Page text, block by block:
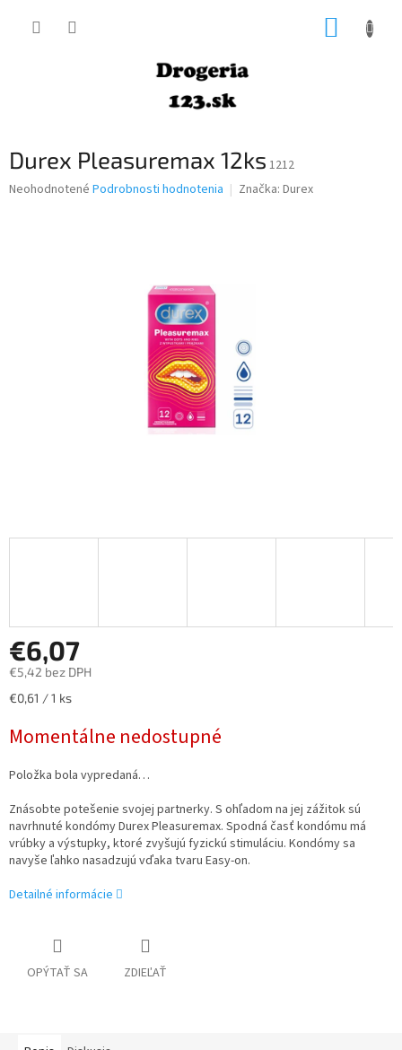
Durex Pleasuremax 12ks 1212
Priemerné
Neohodnotené Podrobnosti hodnotenia Značka: Durex
€6,07
€5,42 bez DPH
Jednotková
€0,61 / 1 ks
Momentálne nedostupné
Položka bola vypredaná…
Znásobte potešenie svojej partnerky. S ohľadom na jej zážitok sú
navrhnuté kondómy Durex Pleasuremax. Spodná časť kondómu má
vrúbky a výstupky, ktoré zvyšujú fyzickú stimuláciu. Kondómy sa
navyše ľahko nasadzujú vďaka tvaru Easy-on.
Detailné informácie
OPÝTAŤ SA ZDIEĽAŤ